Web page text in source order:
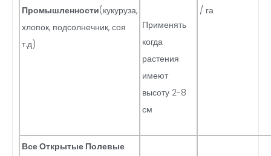
Промышленности(кукуруза,
хлопок, подсолнечник, соя
т.д)
Применять
когда
растения
имеют
высоту 2-8
см
/ га
Все Открытые Полевые